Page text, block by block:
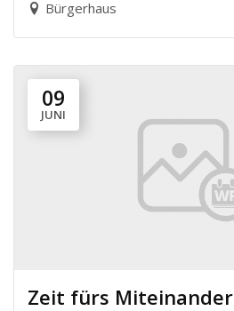
Bürgerhaus
09
JUNI
Zeit fürs Miteinander